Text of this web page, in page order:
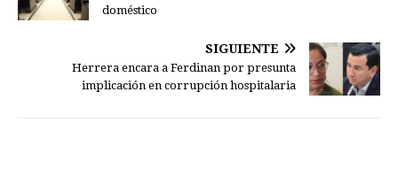
doméstico
SIGUIENTE
Herrera encara a Ferdinan por presunta
implicación en corrupción hospitalaria